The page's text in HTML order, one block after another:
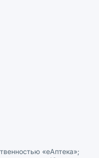
персональных данных
«еАптека»;